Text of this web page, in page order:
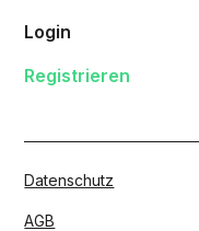
Login
Registrieren
Datenschutz
AGB